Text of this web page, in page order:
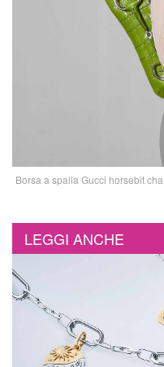
Borsa a spalla Gucci horsebit
LEGGI ANCHE